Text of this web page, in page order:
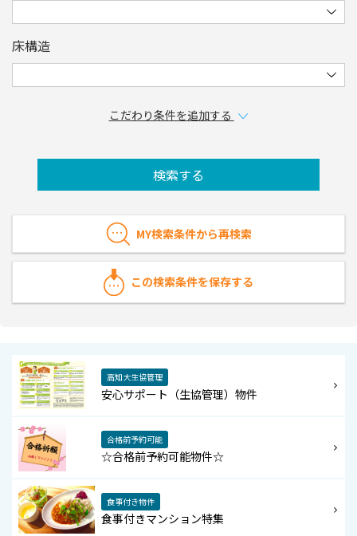
床構造
こだわり条件を追加する
検索する
MY検索条件から再検索
この検索条件を保存する
高知大生協管理
安心サポート（生協管理）物件
合格前予約可能
☆合格前予約可能物件☆
食事付き物件
食事付きマンション特集